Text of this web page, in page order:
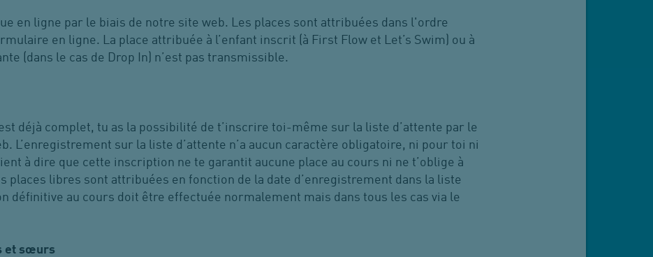
en ligne par le biais de notre site web. Les places sont attribuées dans l'ordre
en ligne. La place attribuée à l’enfant inscrit (à First Flow et Let’s Swim) ou à
(dans le cas de Drop In) n’est pas transmissible.
déjà complet, tu as la possibilité de t’inscrire toi-même sur la liste d’attente par le
L’enregistrement sur la liste d’attente n’a aucun caractère obligatoire, ni pour toi ni
à dire que cette inscription ne te garantit aucune place au cours ni ne t’oblige à
places libres sont attribuées en fonction de la date d’enregistrement dans la liste
définitive au cours doit être effectuée normalement mais dans tous les cas via le
et sœurs